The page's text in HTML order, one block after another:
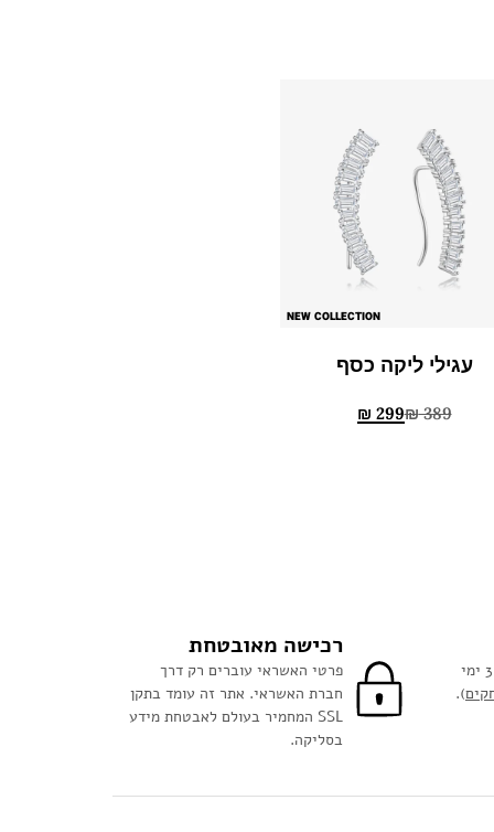
NEW COLLECTION
עגילי ליקה כסף
₪389
₪ 299
מזמינים היום ומקבלים עד 3 ימי
).
רכישה מאובטחת
פרטי האשראי עוברים רק דרך
חברת האשראי. אתר זה עומד בתקן
SSL המחמיר בעולם לאבטחת מידע
בסליקה.